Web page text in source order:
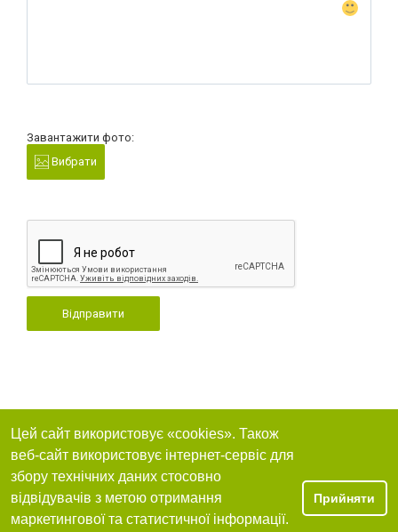
Завантажити фото:
Вибрати
Відправити
Цей сайт використовує «cookies». Також
веб-сайт використовує інтернет-сервіс для
збору технічних даних стосовно
відвідувачів з метою отримання
маркетингової та статистичної інформації.
Прийняти